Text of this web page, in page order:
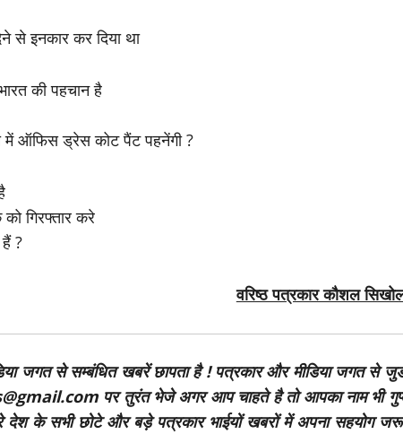
से इनकार कर दिया था
की पहचान है
में ऑफिस ड्रेस कोट पैंट पहनेंगी ?
गिरफ्तार करे
?
वरिष्ठ पत्रकार कौशल
जगत से सम्बंधित खबरें छापता है ! पत्रकार और मीडिया जगत से
पर तुरंत भेजे अगर आप चाहते है तो आपका नाम भी
देश के सभी छोटे और बड़े पत्रकार भाईयों खबरों में अपना सहयोग